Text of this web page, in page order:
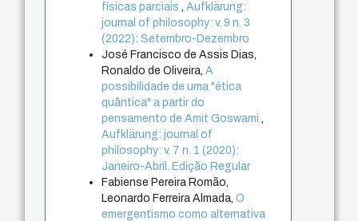
físicas parciais ,Aufklärung:
journal of philosophy: v. 9 n. 3
(2022): Setembro-Dezembro
José Francisco de Assis Dias,
Ronaldo de Oliveira,A
possibilidade de uma "ética
quântica" a partir do
pensamento de Amit Goswami
Aufklärung: journal of
philosophy: v. 7 n. 1 (2020):
Janeiro-Abril. Edição Regular
Fabiense Pereira Romão,
Leonardo Ferreira Almada,O
emergentismo como alternativa